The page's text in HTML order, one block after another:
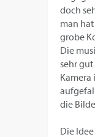
doch
man
grobe
Die
sehr
die
Die